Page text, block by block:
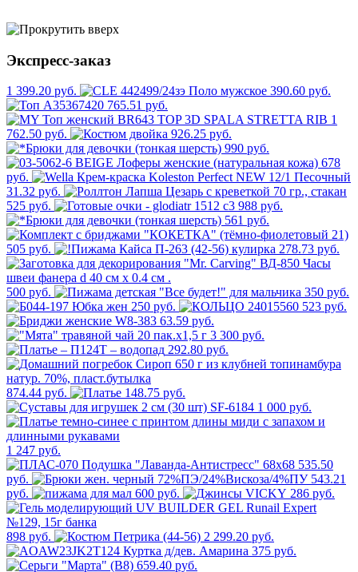
Экспресс-заказ
1 399.20 руб.
390.60 руб.
765.51 руб.
1
762.50 руб.
926.25 руб.
990 руб.
678
руб.
31.32 руб.
525 руб.
988 руб.
561 руб.
505 руб. 278.73 руб.
500 руб.
350 руб.
250 руб.
523 руб.
63.59 руб.
3 300 руб.
292.80 руб.
874.44 руб.
148.75 руб.
1 000 руб.
1 247 руб.
535.50
руб.
543.21
руб.
600 руб. 286 руб.
898 руб.
2 299.20 руб.
375 руб.
659.40 руб.